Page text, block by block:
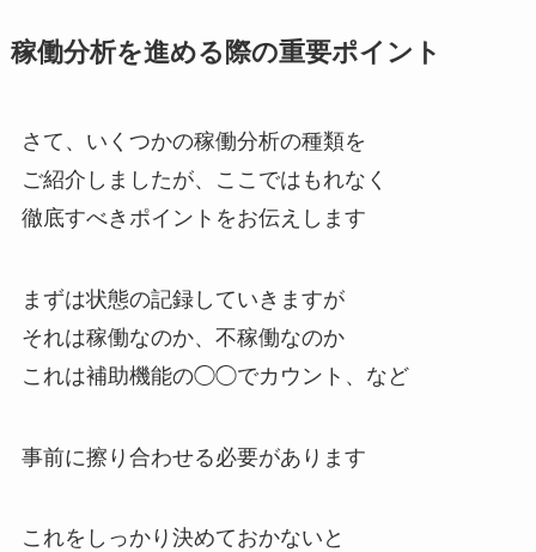
稼働分析を進める際の重要ポイント
さて、いくつかの稼働分析の種類を
ご紹介しましたが、ここではもれなく
徹底すべきポイントをお伝えします
まずは状態の記録していきますが
それは稼働なのか、不稼働なのか
これは補助機能の◯◯でカウント、など
事前に擦り合わせる必要があります
これをしっかり決めておかないと